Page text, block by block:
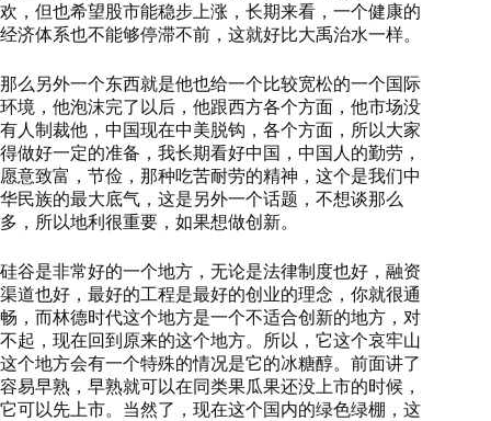
欢，但也希望股市能稳步上涨，长期来看，一个健康的
经济体系也不能够停滞不前，这就好比大禹治水一样。
那么另外一个东西就是他也给一个比较宽松的一个国际
环境，他泡沫完了以后，他跟西方各个方面，他市场没
有人制裁他，中国现在中美脱钩，各个方面，所以大家
得做好一定的准备，我长期看好中国，中国人的勤劳，
愿意致富，节俭，那种吃苦耐劳的精神，这个是我们中
华民族的最大底气，这是另外一个话题，不想谈那么
多，所以地利很重要，如果想做创新。
硅谷是非常好的一个地方，无论是法律制度也好，融资
渠道也好，最好的工程是最好的创业的理念，你就很通
畅，而林德时代这个地方是一个不适合创新的地方，对
不起，现在回到原来的这个地方。所以，它这个哀牢山
这个地方会有一个特殊的情况是它的冰糖醇。前面讲了
容易早熟，早熟就可以在同类果瓜果还没上市的时候，
它可以先上市。当然了，现在这个国内的绿色绿棚，这